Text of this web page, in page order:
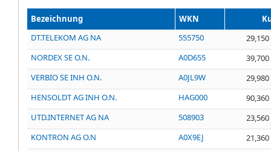
Bezeichnung WKN
DT.TELEKOM AG NA
555750
29,150
NORDEX SE O.N.
A0D655
39,700
VERBIO SE INH O.N.
A0JL9W
29,980
HENSOLDT AG INH O.N.
HAG000
90,360
UTD.INTERNET AG NA
508903
23,560
KONTRON AG O.N
A0X9EJ
21,360